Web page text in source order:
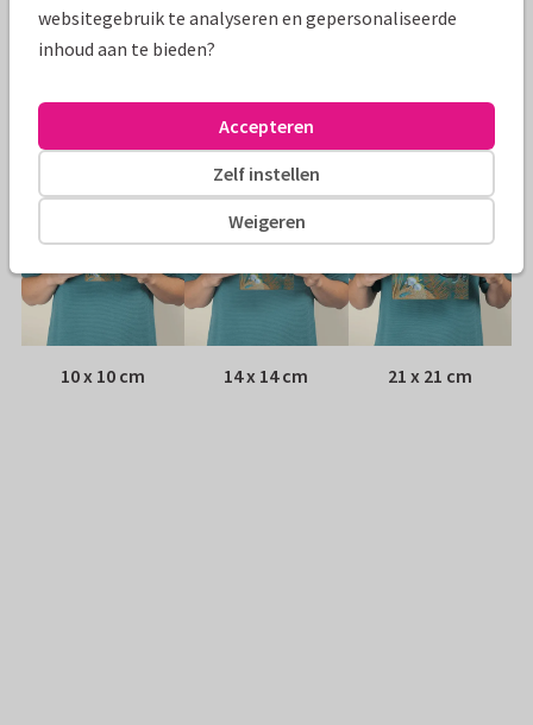
Envelop: Witte vensterenvelop
Adres: Achterop de kaart
Formaten
10 x 10 cm 14 x 14 cm 21 x 21 cm
websitegebruik te analyseren en gepersonaliseerde
inhoud aan te bieden?
Weigeren
Zelf instellen
Accepteren